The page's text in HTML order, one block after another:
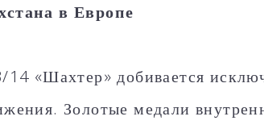
в Европе
«Шахтер» добивается
Золотые медали